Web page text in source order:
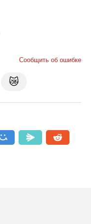
Сообщить об ошибке
😿